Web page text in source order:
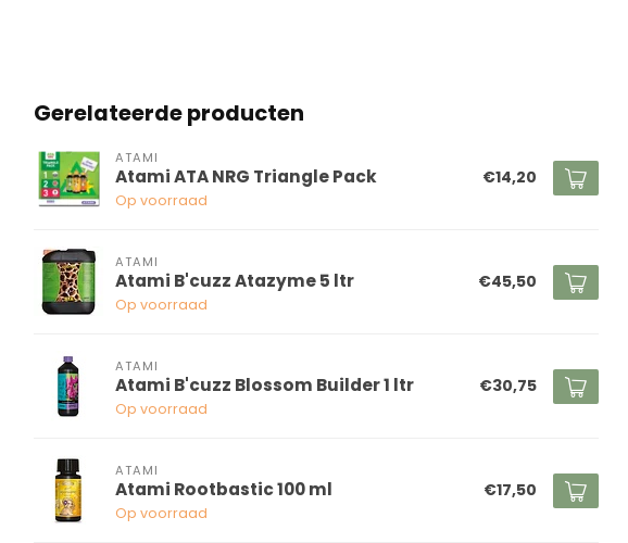
Gerelateerde producten
ATAMI
Atami ATA NRG Triangle Pack
Op voorraad
€14,20
ATAMI
Atami B'cuzz Atazyme 5 ltr
Op voorraad
€45,50
ATAMI
Atami B'cuzz Blossom Builder 1 ltr
Op voorraad
€30,75
ATAMI
Atami Rootbastic 100 ml
Op voorraad
€17,50